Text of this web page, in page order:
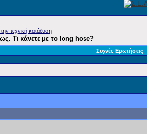
τεχνική κατάδυση
Τι κάνετε με το long hose?
Συχνές Ερωτήσεις